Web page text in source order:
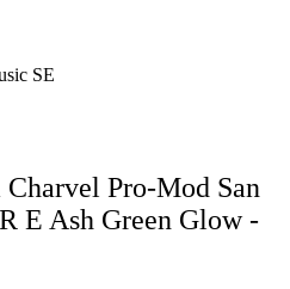
SE
Pro-Mod San
E Ash Green Glow -